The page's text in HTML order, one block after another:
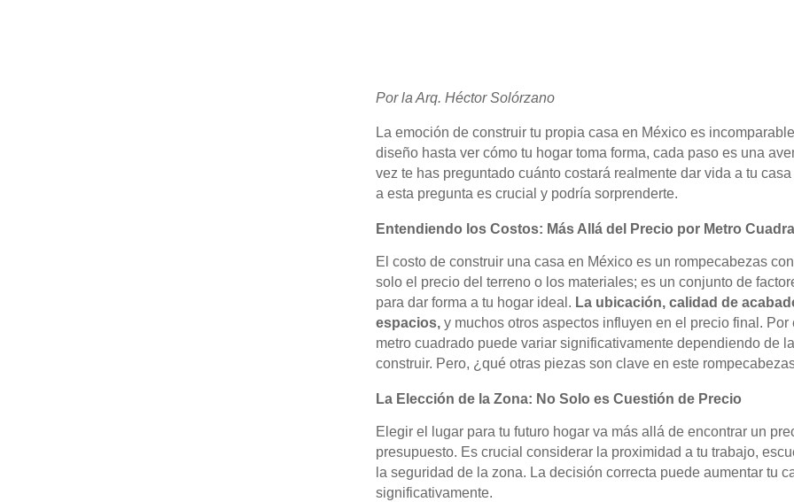
Por la Arq. Héctor Solórzano
La emoción de construir tu propia casa en México es
diseño hasta ver cómo tu hogar toma forma, cada paso es una
vez te has preguntado cuánto costará realmente dar vida a tu
a esta pregunta es crucial y podría sorprenderte.
Entendiendo los Costos: Más Allá del Precio por Metro
El costo de construir una casa en México es un rompecabezas
solo el precio del terreno o los materiales; es un conjunto de
para dar forma a tu hogar ideal. La ubicación, calidad de
espacios, y muchos otros aspectos influyen en el precio final.
metro cuadrado puede variar significativamente dependiendo de
construir. Pero, ¿qué otras piezas son clave en este
La Elección de la Zona: No Solo es Cuestión de Precio
Elegir el lugar para tu futuro hogar va más allá de encontrar un
presupuesto. Es crucial considerar la proximidad a tu trabajo,
la seguridad de la zona. La decisión correcta puede aumentar tu
significativamente.